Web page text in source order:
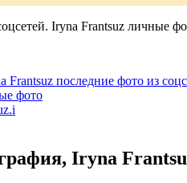
Iryna Frantsuz личные
Frantsuz последние фото из
фото
Iryna